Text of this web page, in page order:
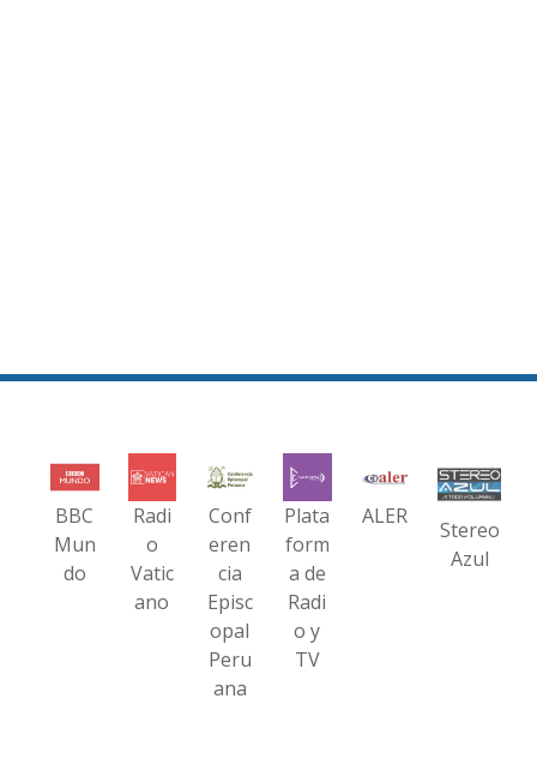
BBC
Mun
do
Radi
o
Vatic
ano
Conf
eren
cia
Episc
opal
Peru
ana
Plata
form
a de
Radi
o y
TV
ALER
Stereo
Azul